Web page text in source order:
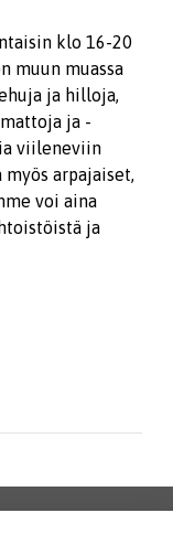
klo 16-20
muun muassa
ja hilloja,
ja -
viileneviin
arpajaiset,
voi aina
ja